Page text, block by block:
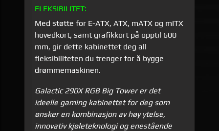
FLEKSIBILITET:
Med støtte for E-ATX, ATX, mATX og mITX
hovedkort, samt grafikkort på opptil 600
mm, gir dette kabinettet deg all
fleksibiliteten du trenger for å bygge
drømmemaskinen.
Galactic 290X RGB Big Tower er det
ideelle gaming kabinettet for deg som
ønsker en kombinasjon av høy ytelse,
innovativ kjøleteknologi og enestående